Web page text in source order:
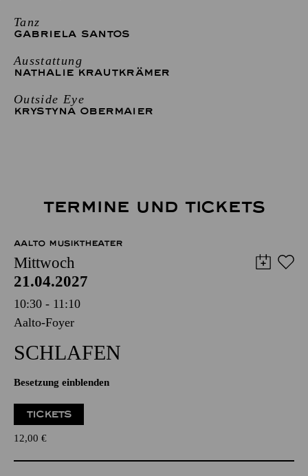
Tanz
GABRIELA SANTOS
Ausstattung
NATHALIE KRAUTKRÄMER
Outside Eye
KRYSTYNA OBERMAIER
TERMINE UND TICKETS
AALTO MUSIKTHEATER
Mittwoch
21.04.2027
10:30 - 11:10
Aalto-Foyer
SCHLAFEN
Besetzung einblenden
TICKETS
12,00 €